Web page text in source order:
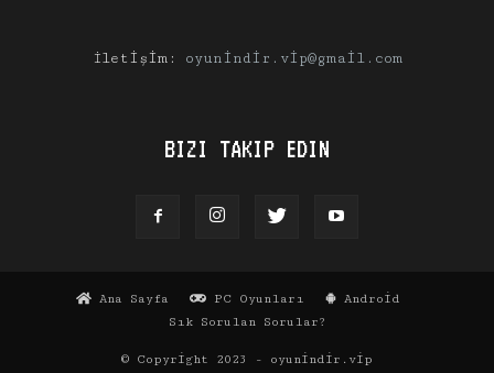
İletişim: oyunindir.vip@gmail.com
BIZI TAKIP EDIN
Ana Sayfa PC Oyunları
Android
Sık Sorulan Sorular?
© Copyright 2023 - oyunindir.vip